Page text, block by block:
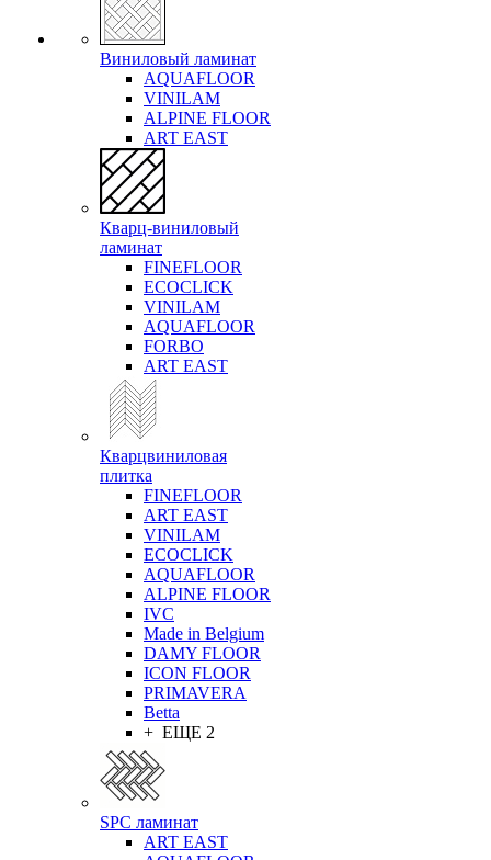
Виниловый ламинат
AQUAFLOOR
VINILAM
ALPINE FLOOR
ART EAST
Кварц-виниловый
ламинат
FINEFLOOR
ECOCLICK
VINILAM
AQUAFLOOR
FORBO
ART EAST
Кварцвиниловая
плитка
FINEFLOOR
ART EAST
VINILAM
ECOCLICK
AQUAFLOOR
ALPINE FLOOR
IVC
Made in Belgium
DAMY FLOOR
ICON FLOOR
PRIMAVERA
Betta
+ ЕЩЕ 2
SPC ламинат
ART EAST